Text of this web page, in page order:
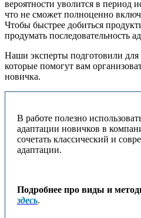
вероятности уволится в период
что не сможет полноценно
Чтобы быстрее добиться
продумать последовательность
Наши эксперты подготовили для
которые помогут вам
новичка.
В работе полезно
адаптации новичков в
сочетать классический и
адаптации.
Подробнее про виды и
здесь.